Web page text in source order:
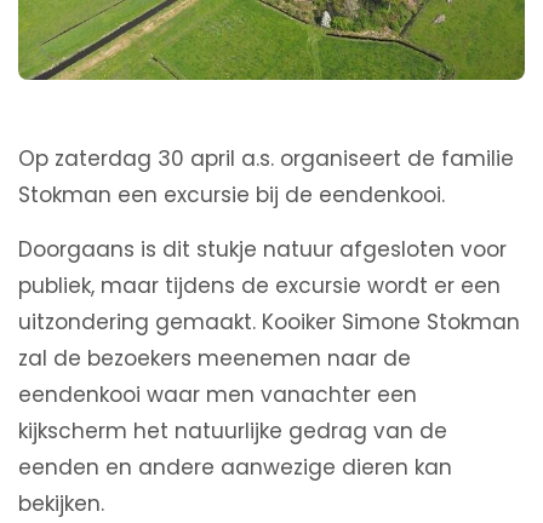
Op zaterdag 30 april a.s. organiseert de familie
Stokman een excursie bij de eendenkooi.
Doorgaans is dit stukje natuur afgesloten voor
publiek, maar tijdens de excursie wordt er een
uitzondering gemaakt. Kooiker Simone Stokman
zal de bezoekers meenemen naar de
eendenkooi waar men vanachter een
kijkscherm het natuurlijke gedrag van de
eenden en andere aanwezige dieren kan
bekijken.